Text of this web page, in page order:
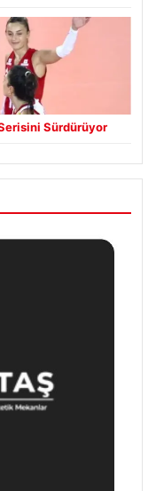
Sürdürüyor